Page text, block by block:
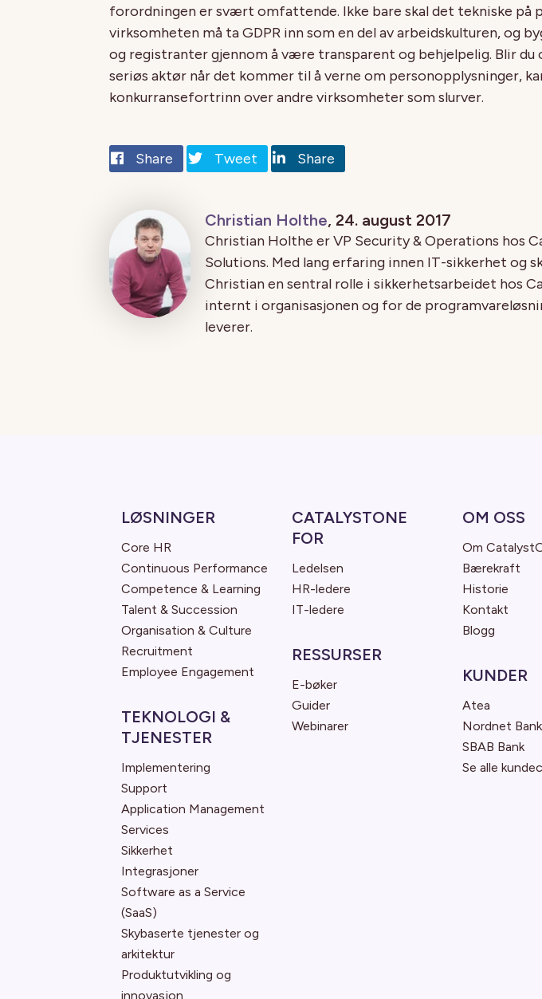
forordningen er svært omfattende. Ikke bare skal det tekniske på
virksomheten må ta GDPR inn som en del av arbeidskulturen, og
og registranter gjennom å være transparent og behjelpelig. Blir
seriøs aktør når det kommer til å verne om personopplysninger,
konkurransefortrinn over andre virksomheter som slurver.
Share Tweet Share
Christian Holthe, 24. august 2017
Christian Holthe er VP Security & Operations hos
Solutions. Med lang erfaring innen IT-sikkerhet og
Christian en sentral rolle i sikkerhetsarbeidet hos
internt i organisasjonen og for de
leverer.
LØSNINGER
Core HR
Continuous Performance
Competence & Learning
Talent & Succession
Organisation & Culture
Recruitment
Employee Engagement
TEKNOLOGI &
TJENESTER
Implementering
Support
Application Management
Services
Sikkerhet
Integrasjoner
Software as a Service
(SaaS)
Skybaserte tjenester og
arkitektur
Produktutvikling og
innovasjon
CATALYSTONE
FOR
Ledelsen
HR-ledere
IT-ledere
RESSURSER
E-bøker
Guider
Webinarer
OM OSS
Om
Bærekraft
Historie
Kontakt
Blogg
KUNDER
Atea
Nordnet Bank
SBAB Bank
Se alle